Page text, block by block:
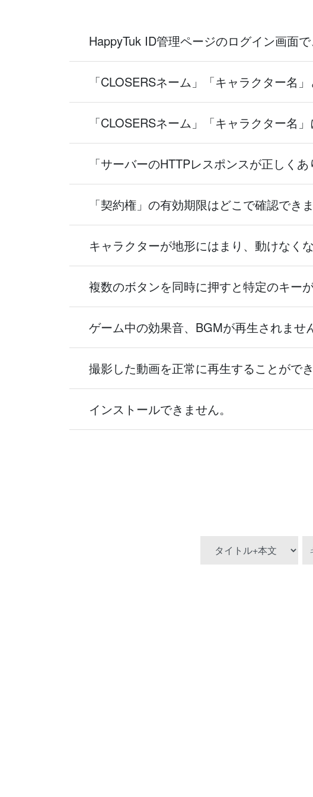
HappyTuk ID管理ページのログイン画面
「CLOSERSネーム」「キャラクター名
「CLOSERSネーム」「キャラクター名
「サーバーのHTTPレスポンスが正しく
「契約権」の有効期限はどこで確認でき
キャラクターが地形にはまり、動けなく
複数のボタンを同時に押すと特定のキー
ゲーム中の効果音、BGMが再生されませ
撮影した動画を正常に再生することができ
インストールできません。